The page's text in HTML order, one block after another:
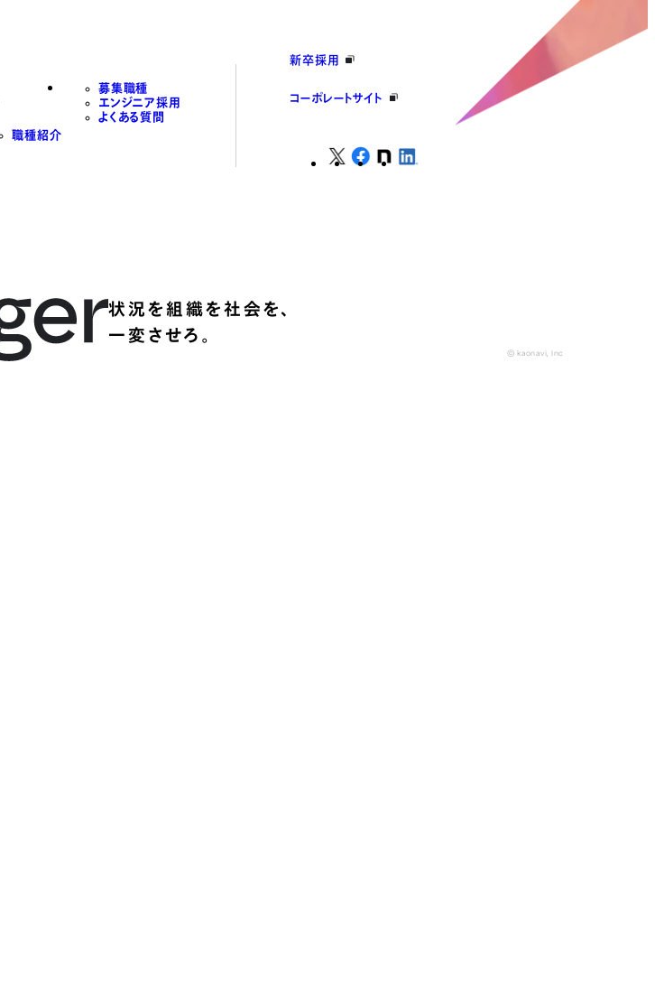
職種紹介
募集職種
エンジニア採用
よくある質問
新卒採用
コーポレートサイト
状況を組織を社会を、
一変させろ。
© kaonavi, Inc